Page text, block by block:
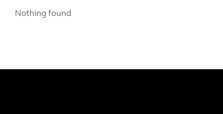
Nothing found